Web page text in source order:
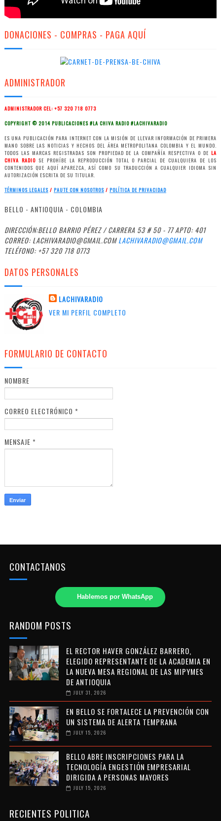
DONACIONES - COMPRAS - PAGA AQUÍ
ADMINISTRADOR
ADMINISTRADOR CEL: +57 320 718 0773
COPYRIGHT © 2014 PUBLICACIONES #LA CHIVA RADIO #LACHIVARADIO
ES UNA PUBLICACIÓN PARA INTERNET CON LA MISIÓN DE LLEVAR INFORMACIÓN DE PRIMERA
MANO SOBRE LAS NOTICIAS Y HECHOS DEL ÁREA METROPOLITANA COLOMBIA Y EL MUNDO.
TODOS LAS MARCAS REGISTRADAS SON PROPIEDAD DE LA COMPAÑÍA RESPECTIVA O DE LA
CHIVA RADIO SE PROHÍBE LA REPRODUCCIÓN TOTAL O PARCIAL DE CUALQUIERA DE LOS
CONTENIDOS QUE AQUÍ APAREZCA, ASÍ COMO SU TRADUCCIÓN A CUALQUIER IDIOMA SIN
AUTORIZACIÓN ESCRITA DE SU TITULAR.
TÉRMINOS LEGALES/ PAUTE CON NOSOTROS/ POLÍTICA DE PRIVACIDAD
BELLO - ANTIOQUIA - COLOMBIA
DIRECCIÓN:BELLO BARRIO PÉREZ / CARRERA 53 # 50 - 77 APTO: 401
CORREO: LACHIVARADIO@GMAIL.COMLACHIVARADIO@GMAIL.COM
TELÉFONO: +57 320 718 0773
DATOS PERSONALES
LACHIVARADIO
VER MI PERFIL COMPLETO
FORMULARIO DE CONTACTO
NOMBRE
CORREO ELECTRÓNICO *
MENSAJE *
CONTACTANOS
Hablemos por WhatsApp
RANDOM POSTS
EL RECTOR HAVER GONZÁLEZ BARRERO,
ELEGIDO REPRESENTANTE DE LA ACADEMIA EN
LA NUEVA MESA REGIONAL DE LAS MIPYMES
DE ANTIOQUIA
JULY 31, 2026
EN BELLO SE FORTALECE LA PREVENCIÓN CON
UN SISTEMA DE ALERTA TEMPRANA
JULY 15, 2026
BELLO ABRE INSCRIPCIONES PARA LA
TECNOLOGÍA ENGESTIÓN EMPRESARIAL
DIRIGIDA A PERSONAS MAYORES
JULY 15, 2026
RECIENTES POLITICA